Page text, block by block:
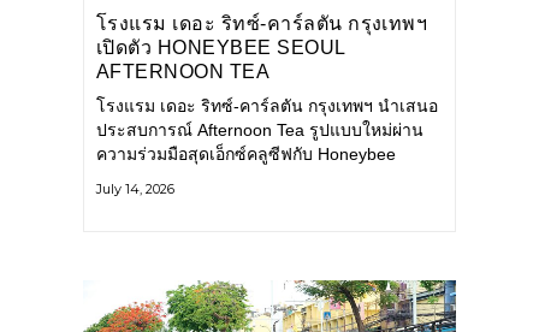
โรงแรม เดอะ ริทซ์-คาร์ลตัน กรุงเทพฯ
เปิดตัว HONEYBEE SEOUL
AFTERNOON TEA
COLLABORATION ณ คาเลโอ
(CALEŌ) ชวนสัมผัสเสน่ห์ของขนม
หวานร่วมสมัยจากกรุงโซล
โรงแรม เดอะ ริทซ์-คาร์ลตัน กรุงเทพฯ นำเสนอ
ประสบการณ์ Afternoon Tea รูปแบบใหม่ผ่าน
ความร่วมมือสุดเอ็กซ์คลูซีฟกับ Honeybee
ดังจากกรุงโซล นำโดยเชฟอึนจอง
July 14, 2026